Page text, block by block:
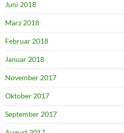
Juni 2018
März 2018
Februar 2018
Januar 2018
November 2017
Oktober 2017
September 2017